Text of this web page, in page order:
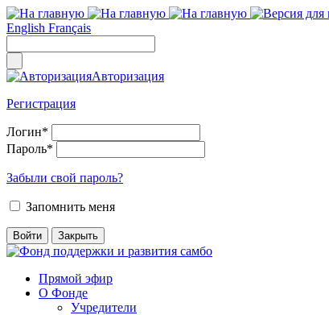
English Français
Авторизация
Регистрация
Логин*
Пароль*
Забыли свой пароль?
Запомнить меня
Прямой эфир
О Фонде
Учредители